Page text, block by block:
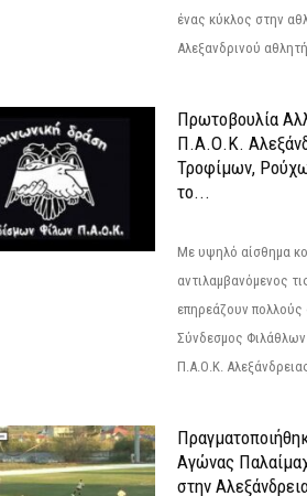
ένας κύκλος στην
Αλεξανδρινού
Πρωτοβουλία
Π.Α.Ο.Κ.
Τροφίμων,
το...
Με υψηλό αίσθημα
αντιλαμβανόμενος
επηρεάζουν πολλούς
Σύνδεσμος
Π.Α.Ο.Κ.
Αγώνας
στην